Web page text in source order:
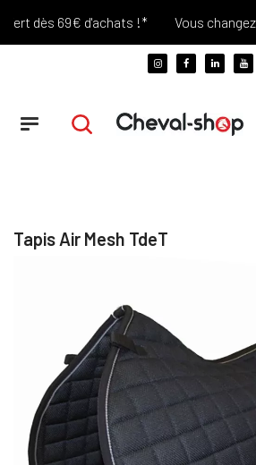
dès 69€ d'achats !* Vous changez
Tapis Air Mesh TdeT